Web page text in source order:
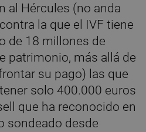
al Hércules (no anda
la que el IVF tiene
de 18 millones de
patrimonio, más allá de
su pago) las que
solo 400.000 euros
que ha reconocido en
sondeado desde